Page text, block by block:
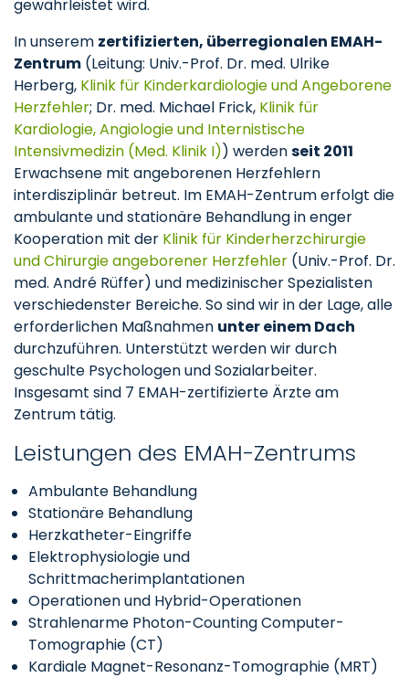
gewährleistet wird.
In unserem zertifizierten, überregionalen EMAH-
Zentrum (Leitung: Univ.-Prof. Dr. med. Ulrike
Herberg, Klinik für Kinderkardiologie und Angeborene
Herzfehler; Dr. med. Michael Frick, Klinik für
Kardiologie, Angiologie und Internistische
Intensivmedizin (Med. Klinik I)) werdenseit 2011
Erwachsene mit angeborenen Herzfehlern
interdisziplinär betreut. Im EMAH-Zentrum erfolgt die
ambulante und stationäre Behandlung in enger
Kooperation mit der Klinik für Kinderherzchirurgie
und Chirurgie angeborener Herzfehler (Univ.-Prof. Dr.
med. André Rüffer) und medizinischer Spezialisten
verschiedenster Bereiche. So sind wir in der Lage, alle
erforderlichen Maßnahmen unter einem Dach
durchzuführen. Unterstützt werden wir durch
geschulte Psychologen und Sozialarbeiter.
Insgesamt sind 7 EMAH-zertifizierte Ärzte am
Zentrum tätig.
Leistungen des EMAH-Zentrums
Ambulante Behandlung
Stationäre Behandlung
Herzkatheter-Eingriffe
Elektrophysiologie und
Schrittmacherimplantationen
Operationen und Hybrid-Operationen
Strahlenarme Photon-Counting Computer-
Tomographie (CT)
Kardiale Magnet-Resonanz-Tomographie (MRT)